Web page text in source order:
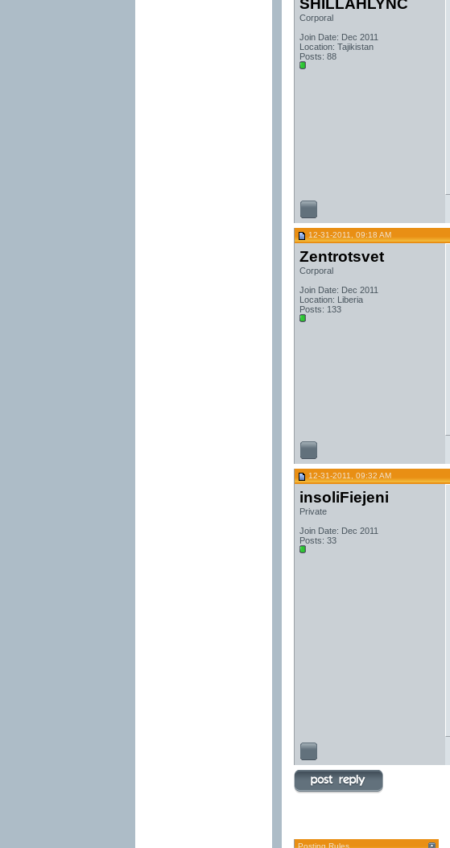
SHILLAHLYNC
Corporal
Join Date: Dec 2011
Location: Tajikistan
Posts: 88
12-31-2011, 09:18 AM
Zentrotsvet
Corporal
Join Date: Dec 2011
Location: Liberia
Posts: 133
12-31-2011, 09:32 AM
insoliFiejeni
Private
Join Date: Dec 2011
Posts: 33
Posting Rules